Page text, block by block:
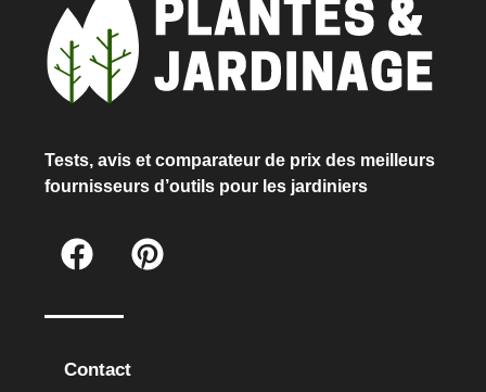
Tests, avis et comparateur de prix des meilleurs
fournisseurs d’outils pour les jardiniers
Contact